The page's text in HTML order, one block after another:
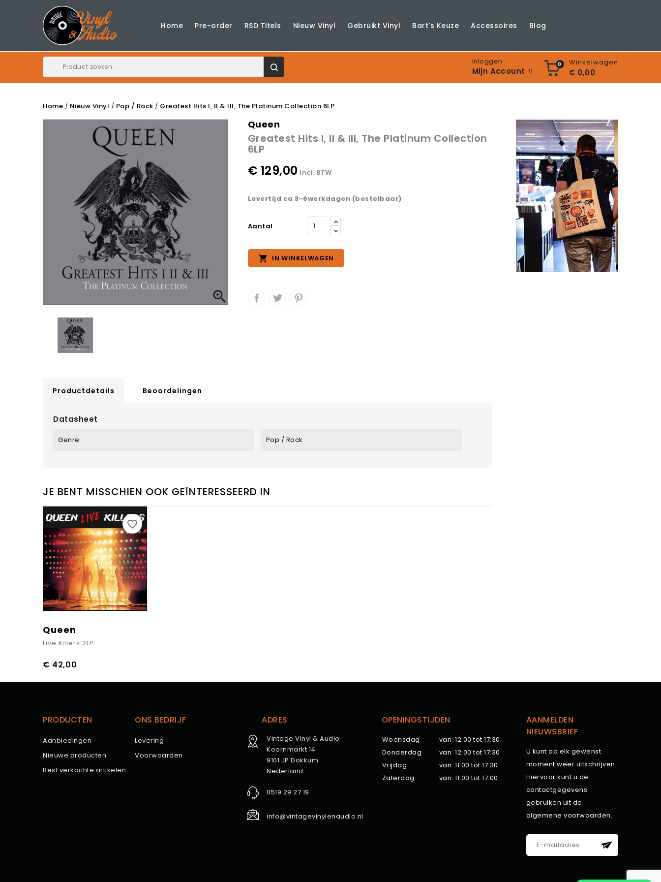
Home Pre-order RSD Titels Nieuw Vinyl Gebruikt Vinyl Bart's Keuze Accessoires Blog
0 Winkelwagen
€ 0,00
Inloggen
Mijn Account
Home Nieuw Vinyl Pop / Rock Greatest Hits I, II & III, The Platinum Collection 6LP

Queen
Greatest Hits I, II & III, The Platinum Collection
6LP
€ 129,00 incl. BTW
Levertijd ca 3-6werkdagen (bestelbaar)
Aantal
 IN WINKELWAGEN
Productdetails Beoordelingen
Datasheet
Genre Pop / Rock
JE BENT MISSCHIEN OOK GEÏNTERESSEERD IN
favorite_border
Queen
Live Killers 2LP
Prijs
€ 42,00
PRODUCTEN
Aanbiedingen
Nieuwe producten
Best verkochte artikelen
ONS BEDRIJF
Levering
Voorwaarden
ADRES
Vintage Vinyl & Audio
Koornmarkt 14
9101 JP Dokkum
Nederland
0519 29 27 19
info@vintagevinylenaudio.nl
OPENINGSTIJDEN
Woensdag
van: 12:00 tot 17:30
Donderdag
van: 12:00 tot 17:30
Vrijdag
van: 11:00 tot 17:30
Zaterdag
van: 11:00 tot 17:00
AANMELDEN
NIEUWSBRIEF
U kunt op elk gewenst
moment weer uitschrijven.
Hiervoor kunt u de
contactgegevens
gebruiken uit de
algemene voorwaarden.